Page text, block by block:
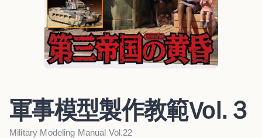
軍事模型製作教範Vol.３
Military Modeling Manual Vol.22